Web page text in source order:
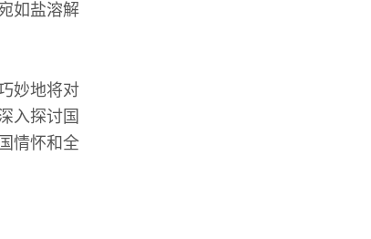
如盐溶解
妙地将对
入探讨国
情怀和全